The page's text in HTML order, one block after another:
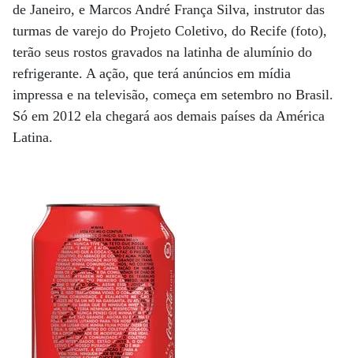
de Janeiro, e Marcos André França Silva, instrutor das
turmas de varejo do Projeto Coletivo, do Recife (foto),
terão seus rostos gravados na latinha de alumínio do
refrigerante. A ação, que terá anúncios em mídia
impressa e na televisão, começa em setembro no Brasil.
Só em 2012 ela chegará aos demais países da América
Latina.